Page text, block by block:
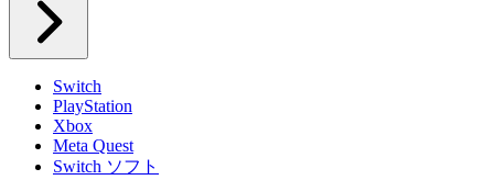
Switch
PlayStation
Xbox
Meta Quest
Switch ソフト